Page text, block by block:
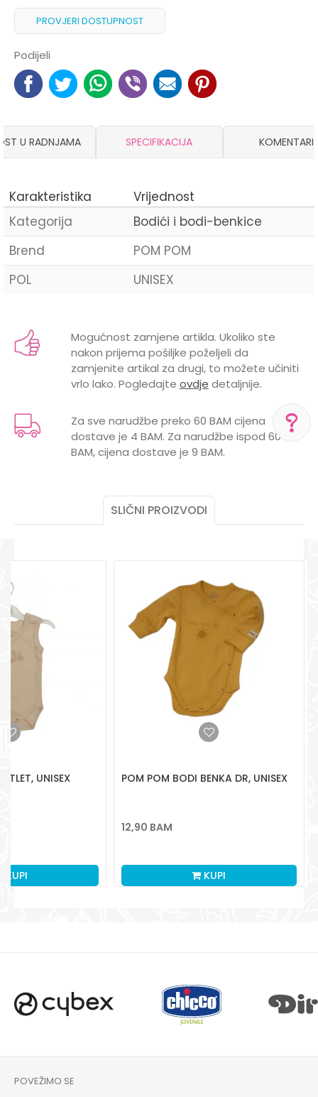
PROVJERI DOSTUPNOST
Podijeli
POMOĆ PRI KUPOVINI
pomoć i porudžbine
+387 656-72209
Pišite nam
aksaonlinebih@aksabih.ba
U RADNJAMA SPECIFIKACIJA KOMENTARI
Karakteristika
Vrijednost
Kategorija
Bodići i bodi-benkice
Brend
POM POM
POL
UNISEX
Email
Mogućnost zamjene artikla. Ukoliko ste
nakon prijema pošiljke poželjeli da
zamjenite artikal za drugi, to možete učiniti
vrlo lako. Pogledajte ovdje detaljnije.
Za sve narudžbe preko 60 BAM cijena
dostave je 4 BAM. Za narudžbe ispod 60
BAM, cijena dostave je 9 BAM.
SLIČNI PROIZVODI
UNISEX
KUPI
POM POM BODI BENKA DR, UNISEX
12,90 BAM
KUPI
POVEŽIMO SE